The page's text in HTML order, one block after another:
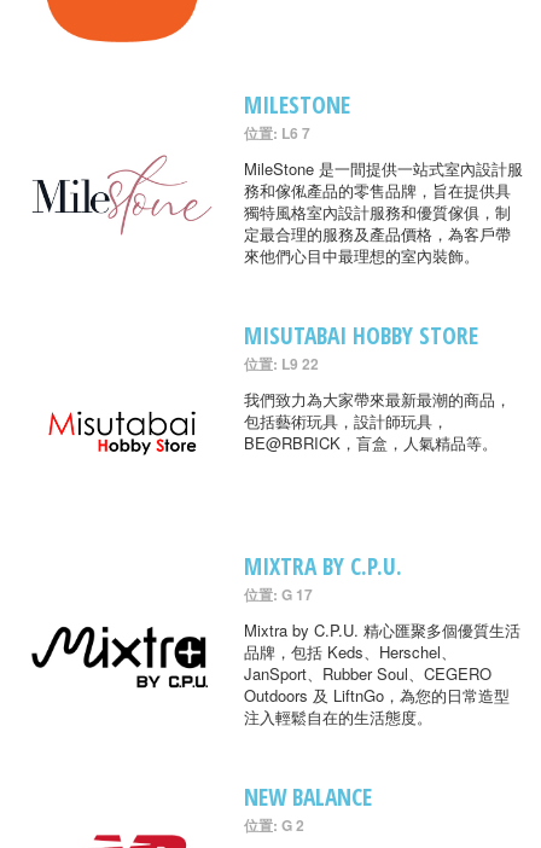
MILESTONE
位置: L6 7
MileStone 是一間提供一站式室內設計服
務和傢俬產品的零售品牌，旨在提供具
獨特風格室內設計服務和優質傢俱，制
定最合理的服務及產品價格，為客戶帶
來他們心目中最理想的室內裝飾。
MISUTABAI HOBBY STORE
位置: L9 22
我們致力為大家帶來最新最潮的商品，
包括藝術玩具，設計師玩具，
BE@RBRICK，盲盒，人氣精品等。
MIXTRA BY C.P.U.
位置: G 17
Mixtra by C.P.U. 精心匯聚多個優質生活
品牌，包括 Keds、Herschel、
JanSport、Rubber Soul、CEGERO
Outdoors 及 LiftnGo，為您的日常造型
注入輕鬆自在的生活態度。
NEW BALANCE
位置: G 2